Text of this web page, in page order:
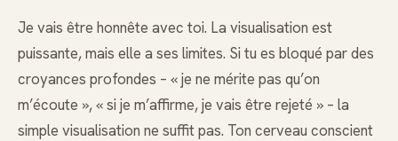
Je vais être honnête avec toi. La visualisation est
puissante, mais elle a ses limites. Si tu es bloqué par des
croyances profondes – « je ne mérite pas qu’on
m’écoute », « si je m’affirme, je vais être rejeté » – la
simple visualisation ne suffit pas. Ton cerveau conscient